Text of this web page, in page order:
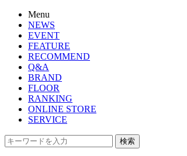
Menu
NEWS
EVENT
FEATURE
RECOMMEND
Q&A
BRAND
FLOOR
RANKING
ONLINE STORE
SERVICE
検索